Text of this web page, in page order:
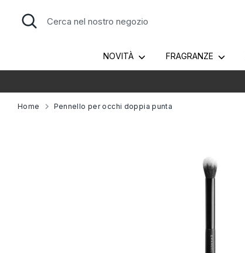
contenuto
Cerca
Cerca
nel
NOVITÀ FRAGRANZE
Home Pennello per occhi doppia punta